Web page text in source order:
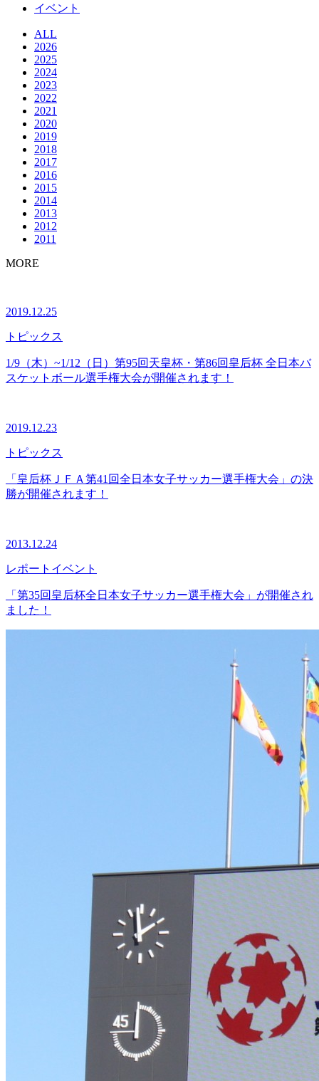
イベント
ALL
2026
2025
2024
2023
2022
2021
2020
2019
2018
2017
2016
2015
2014
2013
2012
2011
MORE
2019.12.25
トピックス
1/9（木）~1/12（日）第95回天皇杯・第86回皇后杯 全日本バ
スケットボール選手権大会が開催されます！
2019.12.23
トピックス
「皇后杯ＪＦＡ第41回全日本女子サッカー選手権大会」の決
勝が開催されます！
2013.12.24
レポート イベント
「第35回皇后杯全日本女子サッカー選手権大会」が開催され
ました！